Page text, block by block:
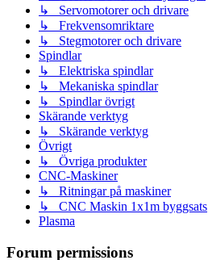
↳ Servomotorer och drivare
↳ Frekvensomriktare
↳ Stegmotorer och drivare
Spindlar
↳ Elektriska spindlar
↳ Mekaniska spindlar
↳ Spindlar övrigt
Skärande verktyg
↳ Skärande verktyg
Övrigt
↳ Övriga produkter
CNC-Maskiner
↳ Ritningar på maskiner
↳ CNC Maskin 1x1m byggsats
Plasma
Forum permissions